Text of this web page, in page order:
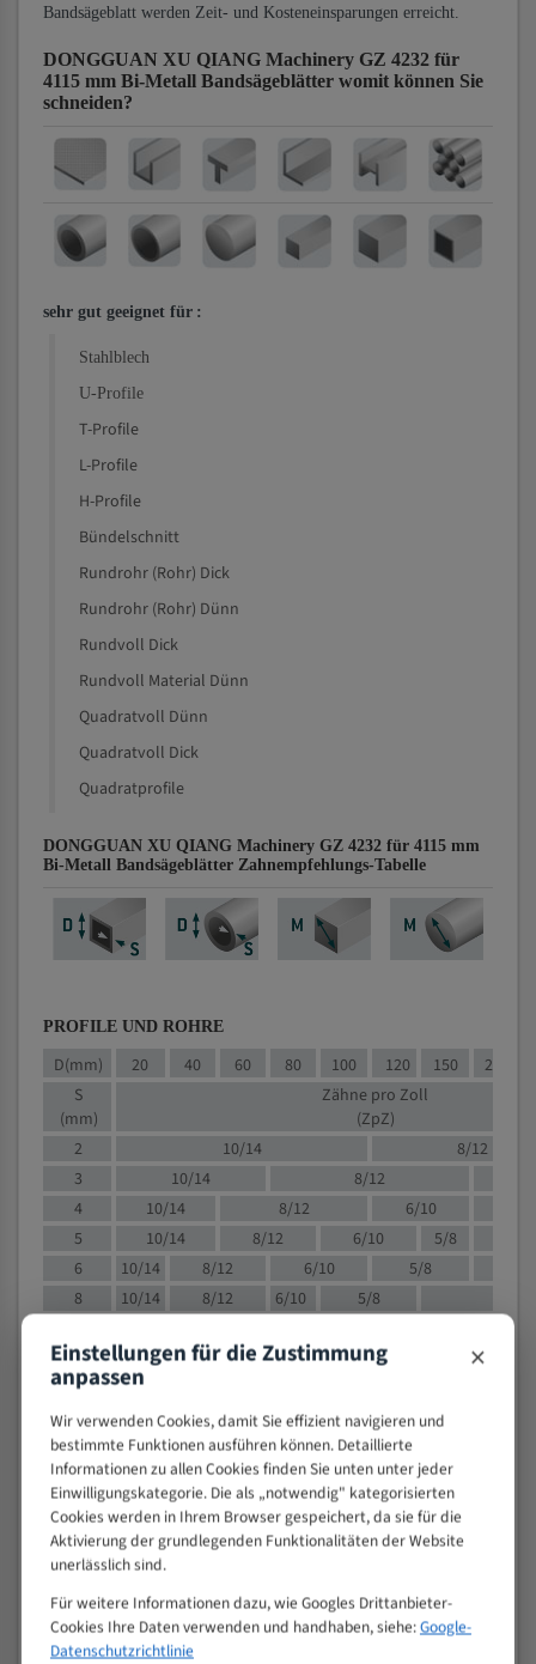
Bandsägeblatt werden Zeit- und Kosteneinsparungen erreicht.
DONGGUAN XU QIANG Machinery GZ 4232 für
4115 mm Bi-Metall Bandsägeblätter womit können Sie
schneiden?
sehr gut geeignet für :
Stahlblech
U-Profile
T-Profile
L-Profile
H-Profile
Bündelschnitt
Rundrohr (Rohr) Dick
Rundrohr (Rohr) Dünn
Rundvoll Dick
Rundvoll Material Dünn
Quadratvoll Dünn
Quadratvoll Dick
Quadratprofile
DONGGUAN XU QIANG Machinery GZ 4232 für 4115 mm
Bi-Metall Bandsägeblätter Zahnempfehlungs-Tabelle
PROFILE UND ROHRE
D(mm) 20 40 60 80 100 120 150 200
S
(mm)
Zähne pro Zoll
(ZpZ)
2
10/14
8/12
3
10/14 8/12
4
10/14 8/12 6/10
5
10/14 8/12 6/10
5/8
6
10/14 8/12 6/10
5/8
8
10/14 8/12 6/10 5/8
12
8/12 6/10
15
20
4/6
30
4/5
50
4/5
80
> 100
M (mm)
Zähne pro
Zoll (ZpZ)
Einstellungen für die Zustimmung
anpassen ×
Wir verwenden Cookies, damit Sie effizient navigieren und
bestimmte Funktionen ausführen können. Detaillierte
Informationen zu allen Cookies finden Sie unten unter jeder
Einwilligungskategorie. Die als „notwendig" kategorisierten
Cookies werden in Ihrem Browser gespeichert, da sie für die
Aktivierung der grundlegenden Funktionalitäten der Website
unerlässlich sind.
Für weitere Informationen dazu, wie Googles Drittanbieter-
Cookies Ihre Daten verwenden und handhaben, siehe:Google-
Datenschutzrichtlinie